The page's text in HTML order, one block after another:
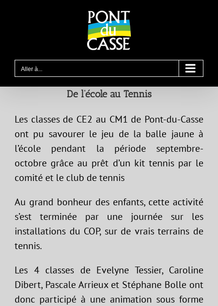
Aller à...
De l’école au Tennis
Les classes de CE2 au CM1 de Pont-du-Casse
ont pu savourer le jeu de la balle jaune à
l’école pendant la période septembre-
octobre grâce au prêt d’un kit tennis par le
comité et le club de tennis
Au grand bonheur des enfants, cette activité
s’est terminée par une journée sur les
installations du COP, sur de vrais terrains de
tennis.
Les 4 classes de Evelyne Tessier, Caroline
Dibert, Pascale Arrieux et Stéphane Bolle ont
donc participé à une animation sous forme